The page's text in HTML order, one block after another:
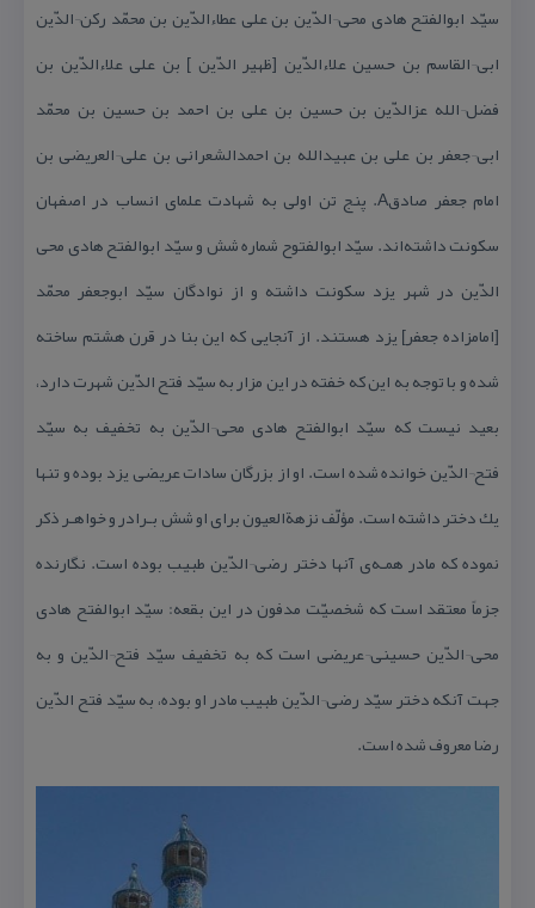
سیّد ابوالفتح هادی محی¬الدّین بن علی عطاءالدّین بن محمّد ركن¬الدّین
ابی¬القاسم بن حسین علاءالدّین [ظهیر الدّین ] بن علی علاءالدّین بن
فضل¬الله عزالدّین بن حسین بن علی بن احمد بن حسین بن محمّد
ابی¬جعفر بن علی بن عبیدالله بن احمدالشعرانی بن علی¬العریضی بن
امام جعفر صادقA. پنج تن اولی به شهادت علمای انساب در اصفهان
سكونت داشته‌اند. سیّد ابوالفتوح شماره شش و سیّد ابوالفتح هادی محی
الدّین در شهر یزد سكونت داشته و از نوادگان سیّد ابوجعفر محمّد
[امامزاده جعفر] یزد هستند. از آنجایی كه این بنا در قرن هشتم ساخته
شده و با توجه به این كه خفته در این مزار به سیّد فتح الدّین شهرت دارد،
بعید نیست كه سیّد ابوالفتح هادی محی¬الدّین به تخفیف به سیّد
فتح¬الدّین خوانده شده است. او از بزرگان سادات عریضی یزد بوده و تنها
یك دختر داشته است. مؤلّف نزهةالعیون برای او شش بـرادر و خواهـر ذكر
نموده كه مادر همـه‌ی آنها دختر رضی¬الدّین طبیب بوده است. نگارنده
جزماً معتقد است كه شخصیّت مدفون در این بقعه: سیّد ابوالفتح هادی
محی¬الدّین حسینی¬عریضی است كه به تخفیف سیّد فتح¬الدّین و به
جهت آنكه دختر سیّد رضی¬الدّین طبیب مادر او بوده، به سیّد فتح الدّین
رضا معروف شده است.